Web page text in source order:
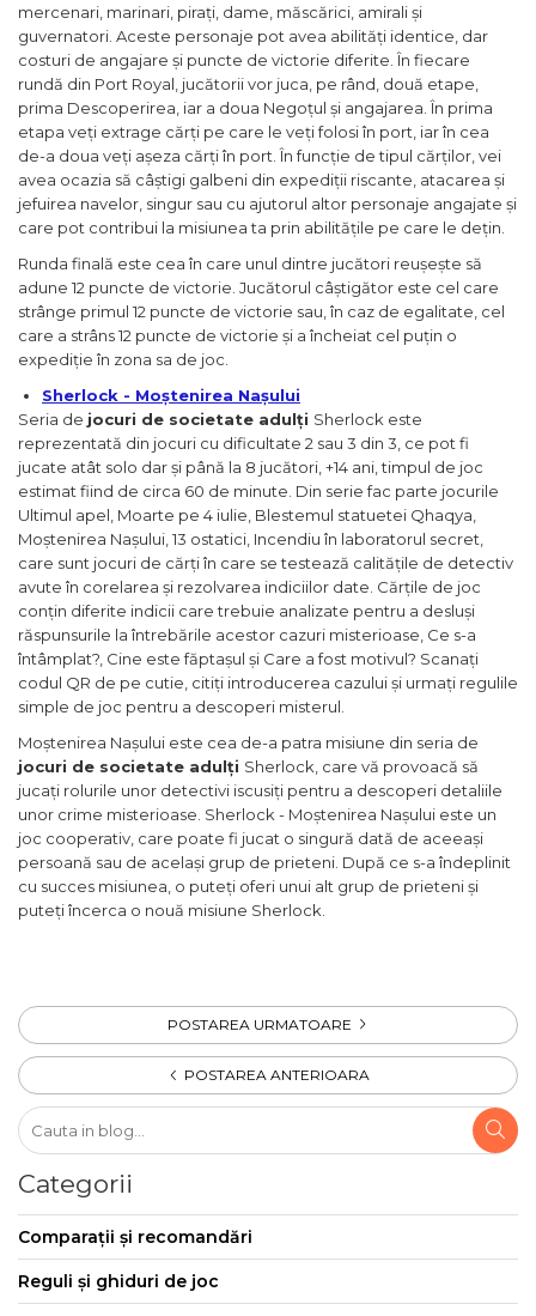
mercenari, marinari, pirați, dame, măscărici, amirali și
guvernatori. Aceste personaje pot avea abilități identice, dar
costuri de angajare și puncte de victorie diferite. În fiecare
rundă din Port Royal, jucătorii vor juca, pe rând, două etape,
prima Descoperirea, iar a doua Negoțul și angajarea. În prima
etapa veți extrage cărți pe care le veți folosi în port, iar în cea
de-a doua veți așeza cărți în port. În funcție de tipul cărților, vei
avea ocazia să câștigi galbeni din expediții riscante, atacarea și
jefuirea navelor, singur sau cu ajutorul altor personaje angajate și
care pot contribui la misiunea ta prin abilitățile pe care le dețin.
Runda finală este cea în care unul dintre jucători reușește să
adune 12 puncte de victorie. Jucătorul câștigător este cel care
strânge primul 12 puncte de victorie sau, în caz de egalitate, cel
care a strâns 12 puncte de victorie și a încheiat cel puțin o
expediție în zona sa de joc.
Sherlock - Moștenirea Nașului
Seria de jocuri de societate adulți Sherlock este
reprezentată din jocuri cu dificultate 2 sau 3 din 3, ce pot fi
jucate atât solo dar și până la 8 jucători, +14 ani, timpul de joc
estimat fiind de circa 60 de minute. Din serie fac parte jocurile
Ultimul apel, Moarte pe 4 iulie, Blestemul statuetei Qhaqya,
Moștenirea Nașului, 13 ostatici, Incendiu în laboratorul secret,
care sunt jocuri de cărți în care se testează calitățile de detectiv
avute în corelarea și rezolvarea indiciilor date. Cărțile de joc
conțin diferite indicii care trebuie analizate pentru a desluși
răspunsurile la întrebările acestor cazuri misterioase, Ce s-a
întâmplat?, Cine este făptașul și Care a fost motivul? Scanați
codul QR de pe cutie, citiți introducerea cazului și urmați regulile
simple de joc pentru a descoperi misterul.
Moștenirea Nașului este cea de-a patra misiune din seria de
jocuri de societate adulți Sherlock, care vă provoacă să
jucați rolurile unor detectivi iscusiți pentru a descoperi detaliile
unor crime misterioase. Sherlock - Moștenirea Nașului este un
joc cooperativ, care poate fi jucat o singură dată de aceeași
persoană sau de același grup de prieteni. După ce s-a îndeplinit
cu succes misiunea, o puteți oferi unui alt grup de prieteni și
puteți încerca o nouă misiune Sherlock.
POSTAREA URMATOARE
POSTAREA ANTERIOARA
Categorii
Comparații și recomandări
Reguli și ghiduri de joc